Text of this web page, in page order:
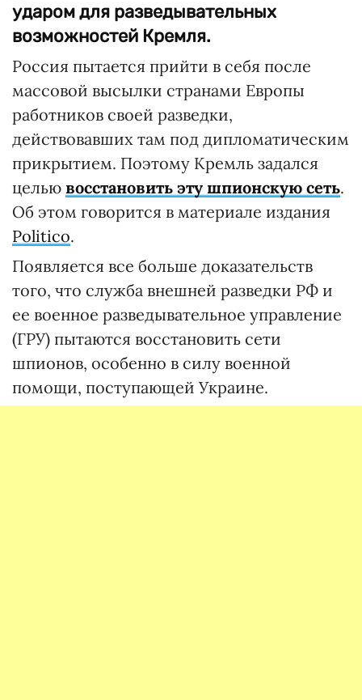
ударом для разведывательных
возможностей Кремля.
Россия пытается прийти в себя после
массовой высылки странами Европы
работников своей разведки,
действовавших там под дипломатическим
прикрытием. Поэтому Кремль задался
целью восстановить эту шпионскую сеть.
Об этом говорится в материале издания
Politico.
Появляется все больше доказательств
того, что служба внешней разведки РФ и
ее военное разведывательное управление
(ГРУ) пытаются восстановить сети
шпионов, особенно в силу военной
помощи, поступающей Украине.